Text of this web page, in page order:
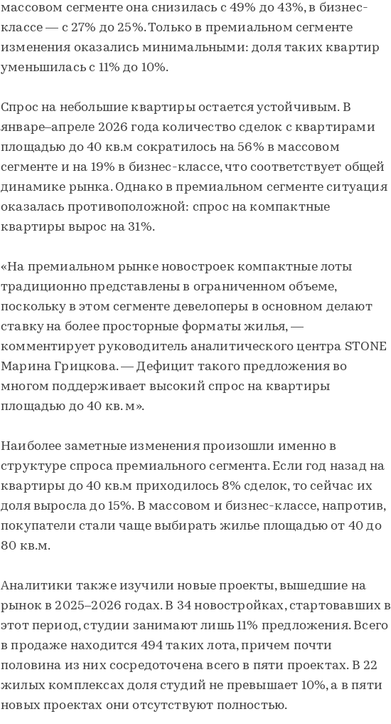
массовом сегменте она снизилась с 49% до 43%, в бизнес-
классе — с 27% до 25%. Только в премиальном сегменте
изменения оказались минимальными: доля таких квартир
уменьшилась с 11% до 10%.
Спрос на небольшие квартиры остается устойчивым. В
январе–апреле 2026 года количество сделок с квартирами
площадью до 40 кв.м сократилось на 56% в массовом
сегменте и на 19% в бизнес-классе, что соответствует общей
динамике рынка. Однако в премиальном сегменте ситуация
оказалась противоположной: спрос на компактные
квартиры вырос на 31%.
«На премиальном рынке новостроек компактные лоты
традиционно представлены в ограниченном объеме,
поскольку в этом сегменте девелоперы в основном делают
ставку на более просторные форматы жилья, —
комментирует руководитель аналитического центра STONE
Марина Грицкова. — Дефицит такого предложения во
многом поддерживает высокий спрос на квартиры
площадью до 40 кв. м».
Наиболее заметные изменения произошли именно в
структуре спроса премиального сегмента. Если год назад на
квартиры до 40 кв.м приходилось 8% сделок, то сейчас их
доля выросла до 15%. В массовом и бизнес-классе, напротив,
покупатели стали чаще выбирать жилье площадью от 40 до
80 кв.м.
Аналитики также изучили новые проекты, вышедшие на
рынок в 2025–2026 годах. В 34 новостройках, стартовавших в
этот период, студии занимают лишь 11% предложения. Всего
в продаже находится 494 таких лота, причем почти
половина из них сосредоточена всего в пяти проектах. В 22
жилых комплексах доля студий не превышает 10%, а в пяти
новых проектах они отсутствуют полностью.